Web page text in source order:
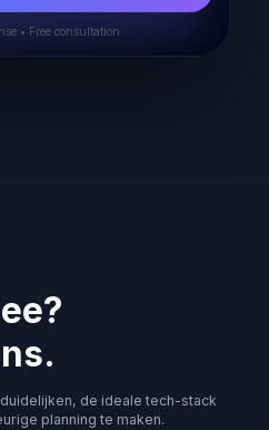
• Free consultation
de ideale tech-stack
planning te maken.